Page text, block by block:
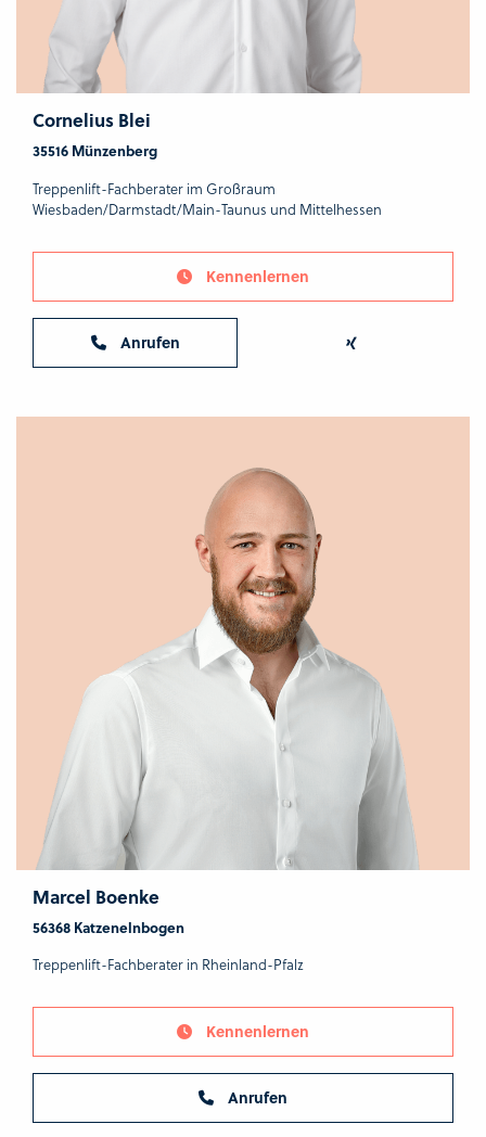
Cornelius Blei
35516 Münzenberg
Treppenlift-Fachberater im Großraum
Wiesbaden/Darmstadt/Main-Taunus und Mittelhessen
Kennenlernen
Anrufen
Marcel Boenke
56368 Katzenelnbogen
Treppenlift-Fachberater in Rheinland-Pfalz
Kennenlernen
Anrufen